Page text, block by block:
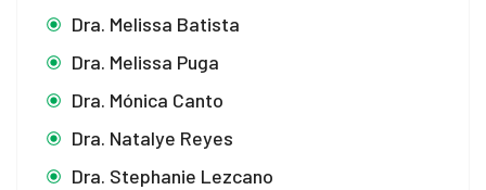
Dra. Melissa Batista
Dra. Melissa Puga
Dra. Mónica Canto
Dra. Natalye Reyes
Dra. Stephanie Lezcano